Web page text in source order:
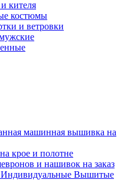
кителя
костюмы
и ветровки
машинная вышивка на
крое и полотне
и нашивок на заказ
Вышитые